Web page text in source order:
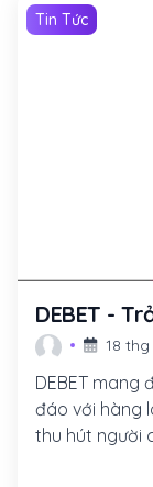
Tin Tức
DEBET -
Đỉnh Cao18 thg
DEBET mang
đáo với hàng
thu hút người